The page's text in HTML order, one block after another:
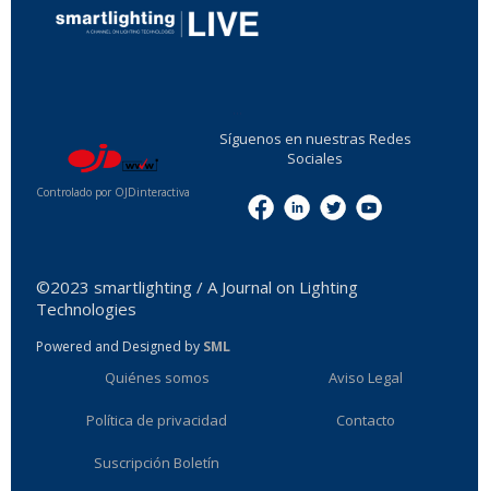
Controlado por OJDinteractiva
Síguenos en nuestras Redes
Sociales
©2023 smartlighting / A Journal on Lighting
Technologies
Powered and Designed by SML
Quiénes somos Aviso Legal
Política de privacidad Contacto
Suscripción Boletín